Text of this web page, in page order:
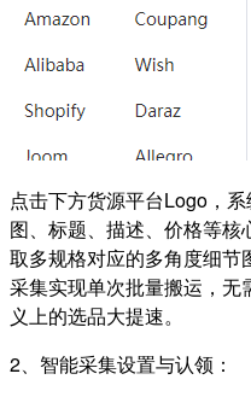
点击下方货源平台Logo，
图、标题、描述、价格等
取多规格对应的多角度细
采集实现单次批量搬运，
义上的选品大提速。
2、智能采集设置与认领：